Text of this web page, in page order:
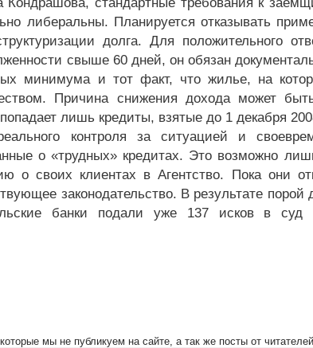
либеральны. Планируется отказывать
долга. Для положительного
свыше 60 дней, он обязан
минимума и тот факт, что жилье, на
Причина снижения дохода может
лишь кредиты, взятые до 1 декабря
контроля за ситуацией и
о «трудных» кредитах. Это возможно
о своих клиентах в Агентство. Пока они
законодательство. В результате порой
банки подали уже 137 исков в суд
мы не публикуем на сайте, а так же посты от